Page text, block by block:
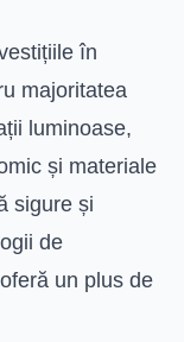
în
majoritatea
luminoase,
și materiale
sigure și
de
un plus de